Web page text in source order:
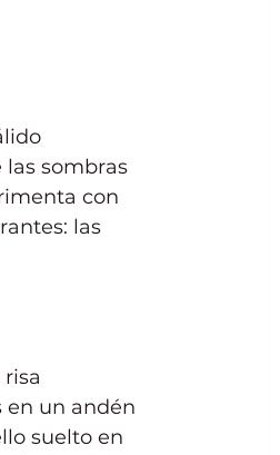
las sombras
con
las
en un andén
suelto en